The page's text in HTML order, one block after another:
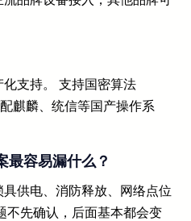
支持。 支持国密算法
麒麟、统信等国产操作系
最容易漏什么？
供电、消防释放、网络点位
不先确认，后面基本都会变